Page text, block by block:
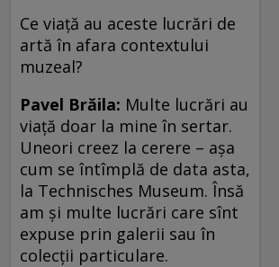
Ce viaţă au aceste lucrări de
artă în afara contextului
muzeal?
Pavel Brăila: Multe lucrări au
viaţă doar la mine în sertar.
Uneori creez la cerere – aşa
cum se întîmplă de data asta,
la Technisches Museum. Însă
am şi multe lucrări care sînt
expuse prin galerii sau în
colecţii particulare.